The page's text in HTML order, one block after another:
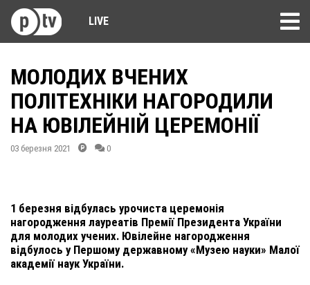
LIVE
МОЛОДИХ ВЧЕНИХ
ПОЛІТЕХНІКИ НАГОРОДИЛИ
НА ЮВІЛЕЙНІЙ ЦЕРЕМОНІЇ
03 березня 2021 0
1 березня відбулась урочиста церемонія
нагородження лауреатів Премії Президента України
для молодих учених. Ювілейне нагородження
відбулось у Першому державному «Музею науки» Малої
академії наук України.